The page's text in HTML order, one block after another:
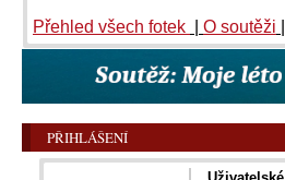
Přehled všech fotek O soutěži
PŘIHLÁŠENÍ